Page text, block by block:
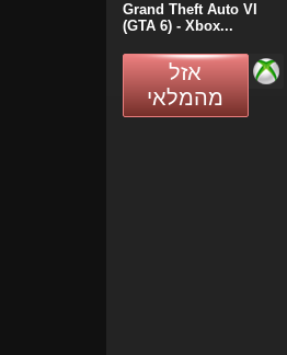
Grand Theft Auto VI
(GTA 6) - Xbox...
אזל
מהמלאי